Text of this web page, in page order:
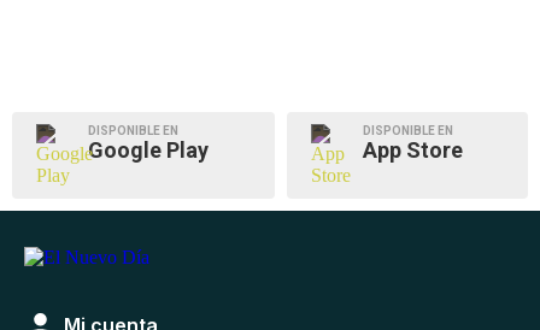
DISPONIBLE EN
Google Play
DISPONIBLE EN
App Store